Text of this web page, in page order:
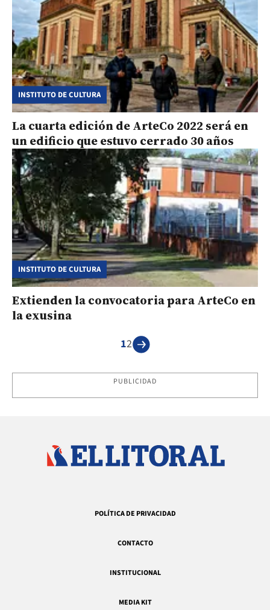
INSTITUTO DE CULTURA
La cuarta edición de ArteCo 2022 será en
un edificio que estuvo cerrado 30 años
INSTITUTO DE CULTURA
Extienden la convocatoria para ArteCo en
la exusina
12
PUBLICIDAD
POLÍTICA DE PRIVACIDAD
CONTACTO
INSTITUCIONAL
MEDIA KIT